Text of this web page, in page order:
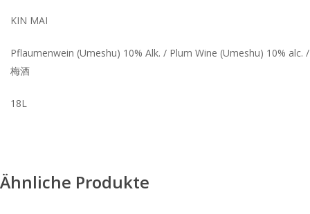
KIN MAI
Pflaumenwein (Umeshu) 10% Alk. / Plum Wine (Umeshu) 10% alc. /
梅酒
18L
Ähnliche Produkte